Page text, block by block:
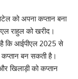
को अपना कप्तान बना
राहुल को खरीद।
है कि आईपीएल 2025 से
बन सकती है।
खिलाड़ी को कप्तान